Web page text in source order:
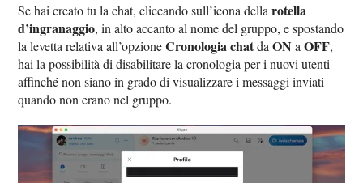
Se hai creato tu la chat, cliccando sull’icona dellarotella
d’ingranaggio, in alto accanto al nome del gruppo, e spostando
la levetta relativa all’opzioneCronologia chatdaON aOFF,
hai la possibilità di disabilitare la cronologia per i nuovi utenti
affinché non siano in grado di visualizzare i messaggi inviati
quando non erano nel gruppo.